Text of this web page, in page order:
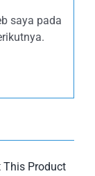
saya pada
This Product